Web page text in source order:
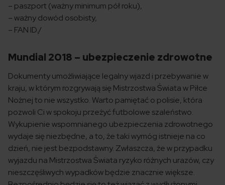
– paszport (ważny minimum pół roku),
– ważny dowód osobisty,
– FAN ID./
Mundial 2018 – ubezpieczenie zdrowotne
Dokumenty umożliwiające legalny wjazd i przebywanie w
kraju, w którym rozgrywają się Mistrzostwa Świata w Piłce
Nożnej to nie wszystko. Warto pamiętać o polisie, która
pozwoli Ci w spokoju przeżyć futbolowe szaleństwo.
Wykupienie wspomnianego ubezpieczenia zdrowotnego
wydaje się niezbędne, a to, że taki wymóg istnieje na co
dzień, nie jest bezpodstawny. Zwłaszcza, że w przypadku
wyjazdu na Mistrzostwa Świata ryzyko różnych urazów, czy
nieszczęśliwych wypadków będzie znacznie większe.